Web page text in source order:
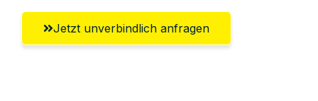
Jetzt unverbindlich anfragen